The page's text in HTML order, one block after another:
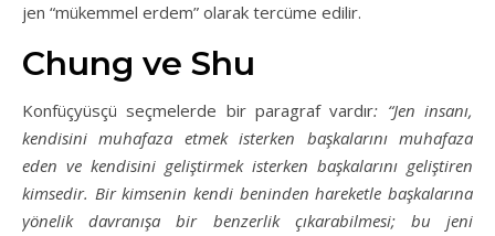
jen “mükemmel erdem” olarak tercüme edilir.
Chung ve Shu
Konfüçyüsçü seçmelerde bir paragraf vardır: “Jen insanı,
kendisini muhafaza etmek isterken başkalarını muhafaza
eden ve kendisini geliştirmek isterken başkalarını geliştiren
kimsedir. Bir kimsenin kendi beninden hareketle başkalarına
yönelik davranışa bir benzerlik çıkarabilmesi; bu jeni